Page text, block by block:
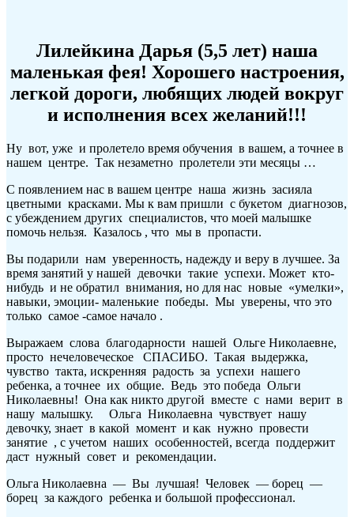
Лилейкина Дарья (5,5 лет) наша
маленькая фея! Хорошего настроения,
легкой дороги, любящих людей вокруг
и исполнения всех желаний!!!
Ну вот, уже и пролетело время обучения в вашем, а точнее в
нашем центре. Так незаметно пролетели эти месяцы …
С появлением нас в вашем центре наша жизнь засияла
цветными красками. Мы к вам пришли с букетом диагнозов,
с убеждением других специалистов, что моей малышке
помочь нельзя. Казалось , что мы в пропасти.
Вы подарили нам уверенность, надежду и веру в лучшее. За
время занятий у нашей девочки такие успехи. Может кто-
нибудь и не обратил внимания, но для нас новые «умелки»,
навыки, эмоции- маленькие победы. Мы уверены, что это
только самое -самое начало .
Выражаем слова благодарности нашей Ольге Николаевне,
просто нечеловеческое СПАСИБО. Такая выдержка,
чувство такта, искренняя радость за успехи нашего
ребенка, а точнее их общие. Ведь это победа Ольги
Николаевны! Она как никто другой вместе с нами верит в
нашу малышку. Ольга Николаевна чувствует нашу
девочку, знает в какой момент и как нужно провести
занятие , с учетом наших особенностей, всегда поддержит
даст нужный совет и рекомендации.
Ольга Николаевна — Вы лучшая! Человек — борец —
борец за каждого ребенка и большой профессионал.